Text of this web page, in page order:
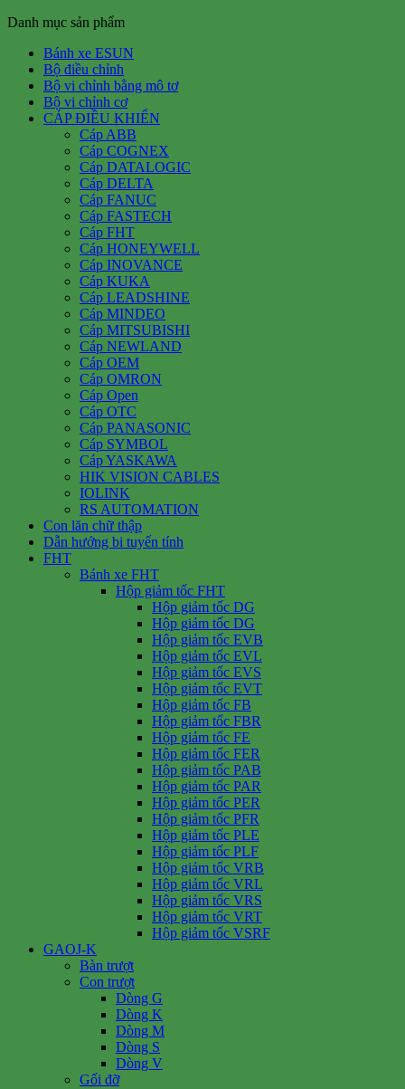
Danh mục sản phẩm
Bánh xe ESUN
Bộ điều chỉnh
Bộ vi chỉnh bằng mô tơ
Bộ vi chỉnh cơ
CÁP ĐIỀU KHIỂN
Cáp ABB
Cáp COGNEX
Cáp DATALOGIC
Cáp DELTA
Cáp FANUC
Cáp FASTECH
Cáp FHT
Cáp HONEYWELL
Cáp INOVANCE
Cáp KUKA
Cáp LEADSHINE
Cáp MINDEO
Cáp MITSUBISHI
Cáp NEWLAND
Cáp OEM
Cáp OMRON
Cáp Open
Cáp OTC
Cáp PANASONIC
Cáp SYMBOL
Cáp YASKAWA
HIK VISION CABLES
IOLINK
RS AUTOMATION
Con lăn chữ thập
Dẫn hướng bi tuyến tính
FHT
Bánh xe FHT
Hộp giảm tốc FHT
Hộp giảm tốc DG
Hộp giảm tốc DG
Hộp giảm tốc EVB
Hộp giảm tốc EVL
Hộp giảm tốc EVS
Hộp giảm tốc EVT
Hộp giảm tốc FB
Hộp giảm tốc FBR
Hộp giảm tốc FE
Hộp giảm tốc FER
Hộp giảm tốc PAB
Hộp giảm tốc PAR
Hộp giảm tốc PER
Hộp giảm tốc PFR
Hộp giảm tốc PLE
Hộp giảm tốc PLF
Hộp giảm tốc VRB
Hộp giảm tốc VRL
Hộp giảm tốc VRS
Hộp giảm tốc VRT
Hộp giảm tốc VSRF
GAOJ-K
Bàn trượt
Con trượt
Dòng G
Dòng K
Dòng M
Dòng S
Dòng V
Gối đỡ